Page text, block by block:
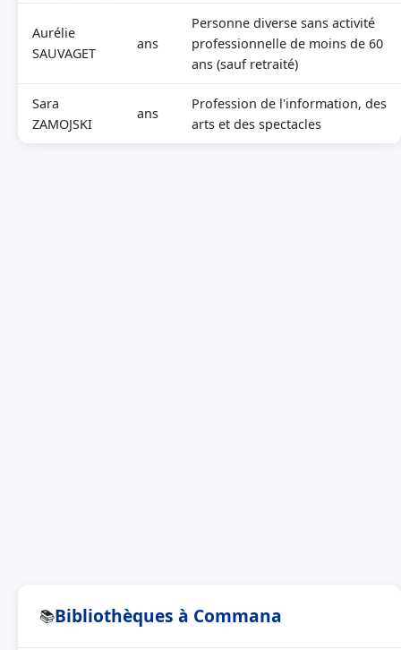
Aurélie
SAUVAGET
ans
Personne diverse sans activité
professionnelle de moins de 60
ans (sauf retraité)
Sara
ZAMOJSKI
ans
Profession de l'information, des
arts et des spectacles
📚Bibliothèques à Commana